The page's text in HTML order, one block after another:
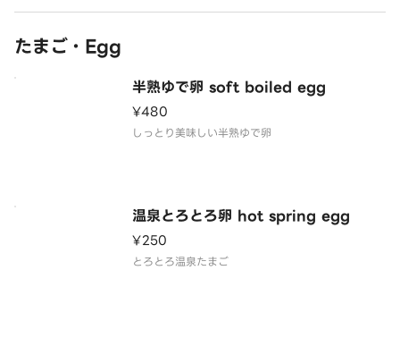
たまご・Egg
半熟ゆで卵 soft boiled egg
¥480
しっとり美味しい半熟ゆで卵
温泉とろとろ卵 hot spring egg
¥250
とろとろ温泉たまご